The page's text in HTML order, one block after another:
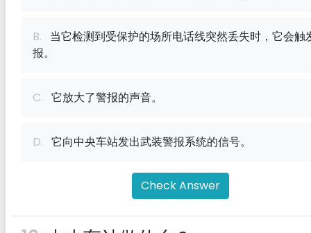
B. 当它检测到受保护的场所电话线突然丢失时，它会触
报。
C. 它放大了警报的声音。
D. 它向中央车站发出武装警报系统的信号。
Check Answer